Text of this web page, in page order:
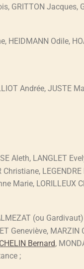
GRITTON Jacques,
HEIDMANN Odile,
Andrée, JUSTE
Aleth, LANGLET
Marie, LORILLEUX
(ou
Geneviève, MARZIN
Bernard,
;